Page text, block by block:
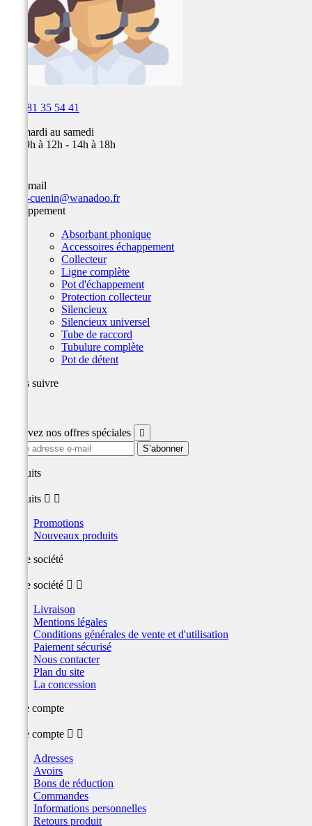
03 81 35 54 41
Du mardi au samedi
de 09h à 12h - 14h à 18h
Par email
team-cuenin@wanadoo.fr
Echappement
Absorbant phonique
Accessoires échappement
Collecteur
Ligne complète
Pot d'échappement
Protection collecteur
Silencieux
Silencieux universel
Tube de raccord
Tubulure complète
Pot de détent
Nous suivre
Recevez nos offres spéciales 
produits
produits  
Promotions
Nouveaux produits
Notre société
Notre société  
Livraison
Mentions légales
Conditions générales de vente et d'utilisation
Paiement sécurisé
Nous contacter
Plan du site
La concession
Votre compte
Votre compte  
Adresses
Avoirs
Bons de réduction
Commandes
Informations personnelles
Retours produit